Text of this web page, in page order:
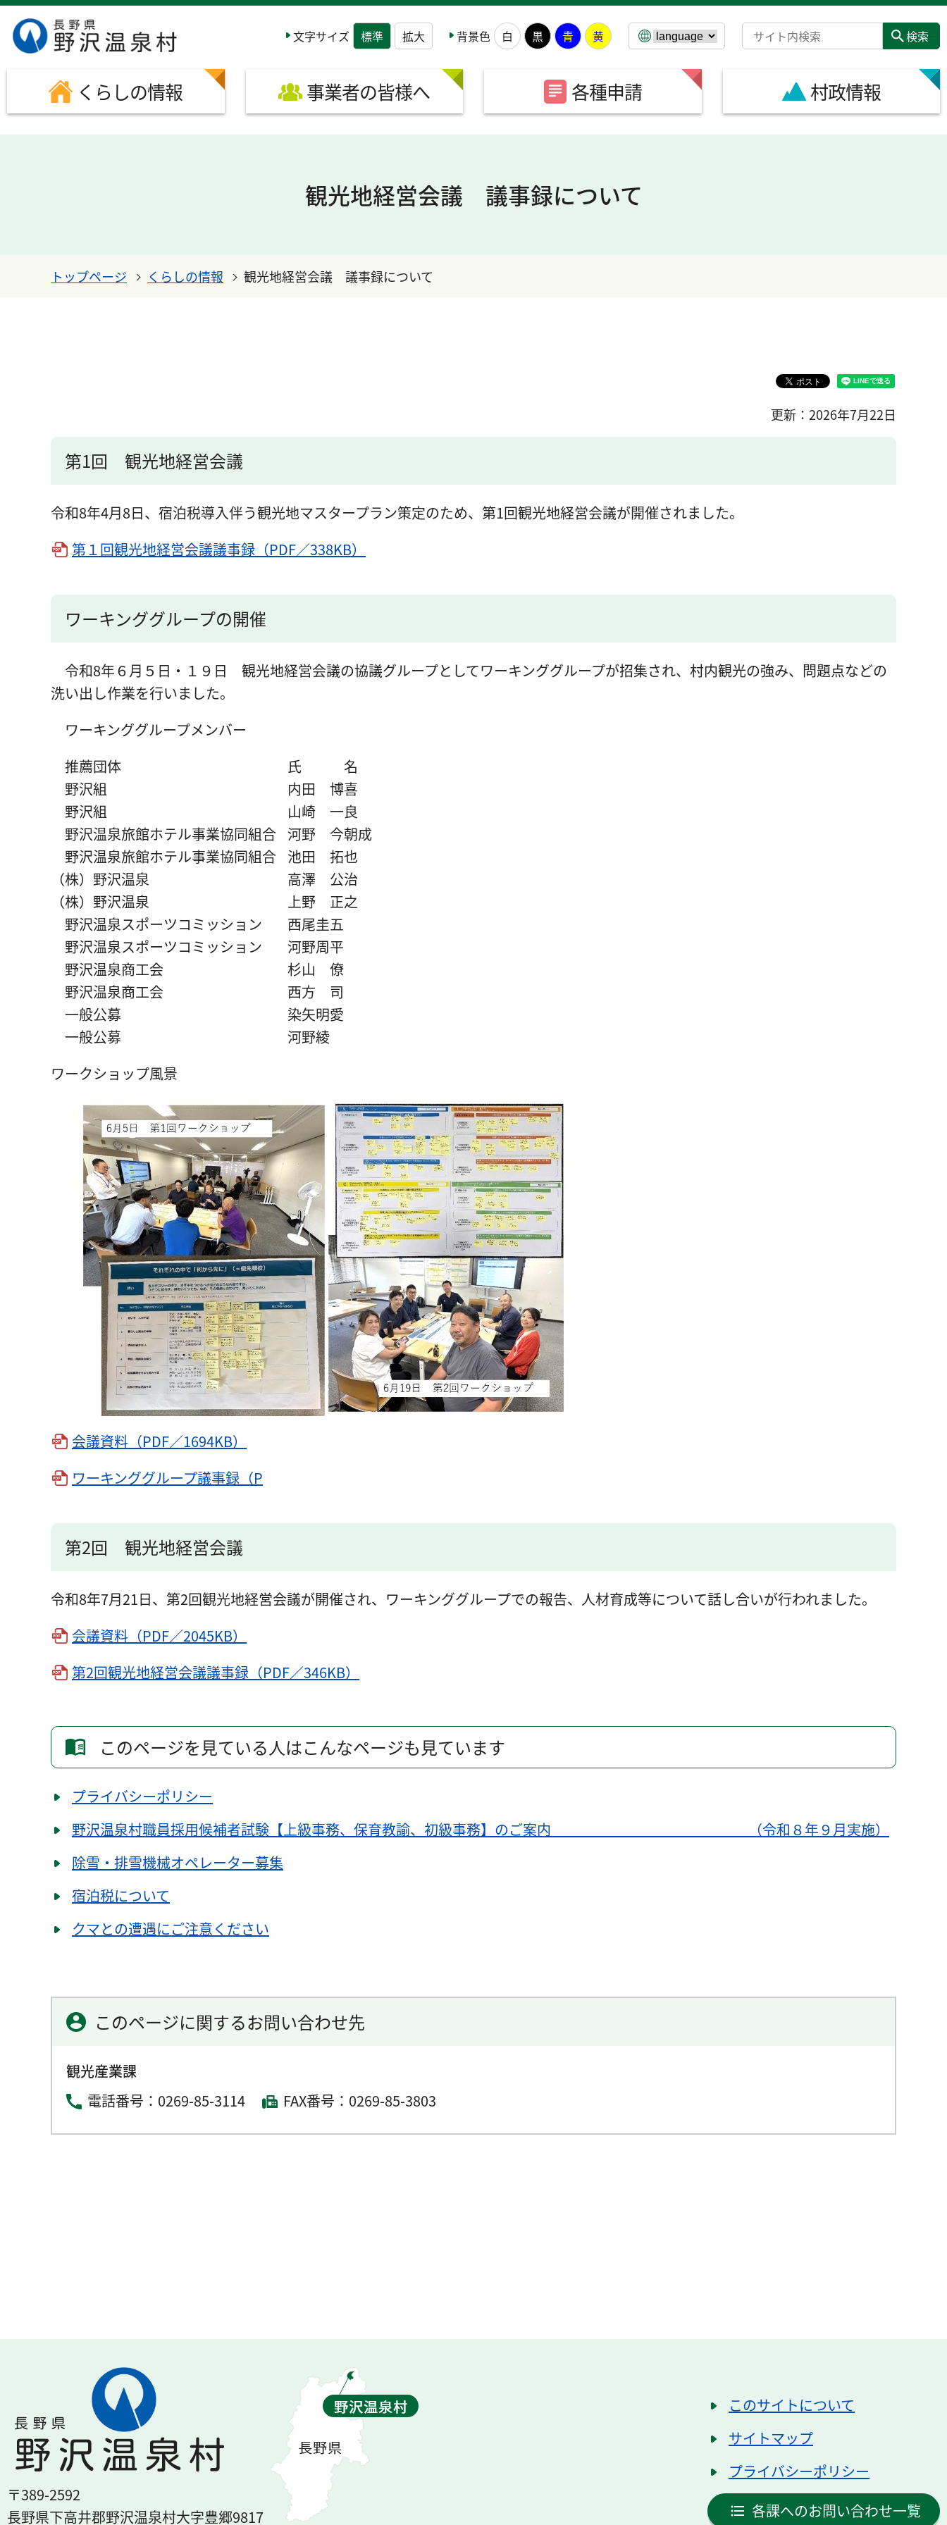
このページの本文へ移動する
文字サイズ 標準 拡大 背景色 白 黒 青 黄
くらしの情報 事業者の皆様へ 各種申請 村政情報
観光地経営会議 議事録について
トップページ くらしの情報 観光地経営会議 議事録について
更新：2026年7月22日
第1回 観光地経営会議
令和8年4月8日、宿泊税導入伴う観光地マスタープラン策定のため、第1回観光地経営会議が開催されました。
第１回観光地経営会議議事録（PDF／338KB）
ワーキンググループの開催
令和8年６月５日・１９日 観光地経営会議の協議グループとしてワーキンググループが招集され、村内観光の強み、問題点などの
洗い出し作業を行いました。
ワーキンググループメンバー
推薦団体 氏 名
野沢組 内田 博喜
野沢組 山崎 一良
野沢温泉旅館ホテル事業協同組合 河野 今朝成
野沢温泉旅館ホテル事業協同組合 池田 拓也
（株）野沢温泉 高澤 公治
（株）野沢温泉 上野 正之
野沢温泉スポーツコミッション 西尾圭五
野沢温泉スポーツコミッション 河野周平
野沢温泉商工会 杉山 僚
野沢温泉商工会 西方 司
一般公募 染矢明愛
一般公募 河野綾
ワークショップ風景
会議資料（PDF／1694KB）
ワーキンググループ議事録（P
第2回 観光地経営会議
令和8年7月21日、第2回観光地経営会議が開催され、ワーキンググループでの報告、人材育成等について話し合いが行われました。
会議資料（PDF／2045KB）
第2回観光地経営会議議事録（PDF／346KB）
このページを見ている人はこんなページも見ています
プライバシーポリシー
野沢温泉村職員採用候補者試験【上級事務、保育教諭、初級事務】のご案内 （令和８年９月実施）
除雪・排雪機械オペレーター募集
宿泊税について
クマとの遭遇にご注意ください
このページに関するお問い合わせ先
観光産業課
電話番号： 0269-85-3114 FAX番号：0269-85-3803
〒389-2592
長野県下高井郡野沢温泉村大字豊郷9817
このサイトについて
サイトマップ
プライバシーポリシー
各課へのお問い合わせ一覧